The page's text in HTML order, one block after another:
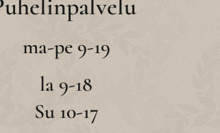
ma-pe 9-19
la 9-18
Su 10-17